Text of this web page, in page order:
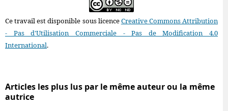
Ce travail est disponible sous licenceCreative Commons Attribution
- Pas d'Utilisation Commerciale - Pas de Modification 4.0
International.
Articles les plus lus par le même auteur ou la même
autrice